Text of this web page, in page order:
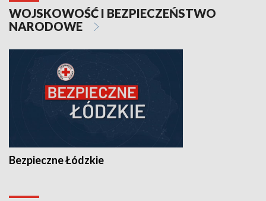
WOJSKOWOŚĆ I BEZPIECZEŃSTWO
NARODOWE
Bezpieczne Łódzkie